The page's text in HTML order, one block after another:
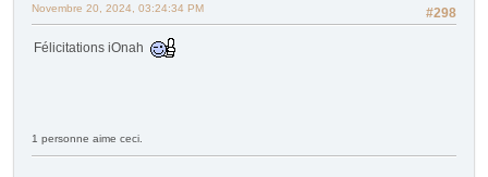
#298
Novembre 20, 2024, 03:24:34 PM
Félicitations iOnah
1 personne aime ceci.